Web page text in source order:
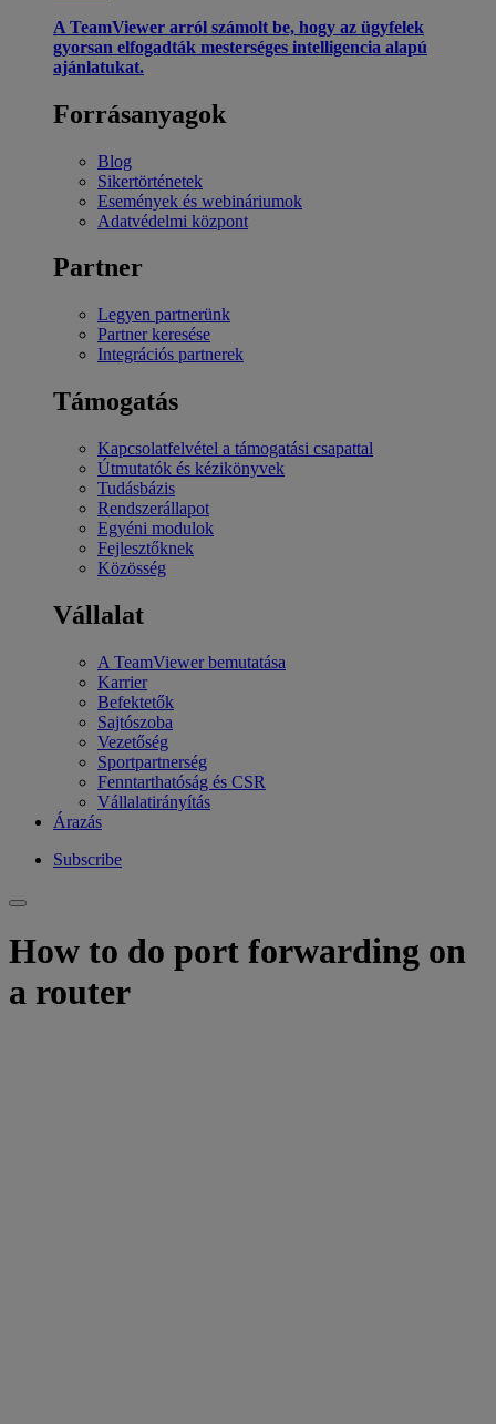
A TeamViewer arról számolt be, hogy az ügyfelek
gyorsan elfogadták mesterséges intelligencia alapú
ajánlatukat.
Forrásanyagok
Blog
Sikertörténetek
Események és webináriumok
Adatvédelmi központ
Partner
Legyen partnerünk
Partner keresése
Integrációs partnerek
Támogatás
Kapcsolatfelvétel a támogatási csapattal
Útmutatók és kézikönyvek
Tudásbázis
Rendszerállapot
Egyéni modulok
Fejlesztőknek
Közösség
Vállalat
A TeamViewer bemutatása
Karrier
Befektetők
Sajtószoba
Vezetőség
Sportpartnerség
Fenntarthatóság és CSR
Vállalatirányítás
Árazás
Subscribe
How to do port forwarding on
a router